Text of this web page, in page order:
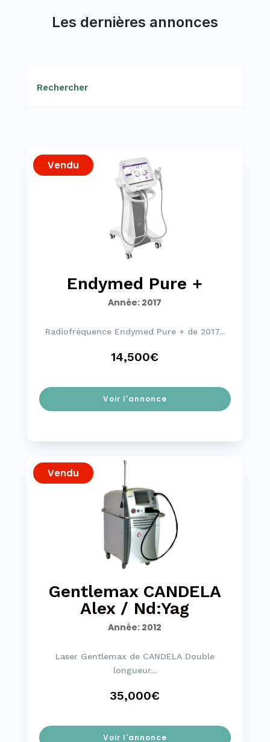
Les dernières annonces
Vendu
Endymed Pure +
Année: 2017
Radiofréquence Endymed Pure + de 2017...
14,500€
Voir l'annonce
Vendu
Gentlemax CANDELA
Alex / Nd:Yag
Année: 2012
Laser Gentlemax de CANDELA Double
longueur...
35,000€
Voir l'annonce